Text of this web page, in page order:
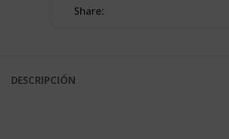
Share:
DESCRIPCIÓN